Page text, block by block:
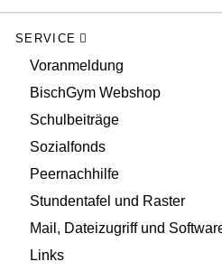
SERVICE
Voranmeldung
BischGym Webshop
Schulbeiträge
Sozialfonds
Peernachhilfe
Stundentafel und Raster
Mail, Dateizugriff und
Links